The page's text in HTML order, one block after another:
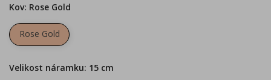
Kov: Rose Gold
Rose Gold
Velikost náramku: 15 cm